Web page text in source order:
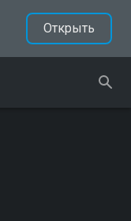
Открыть